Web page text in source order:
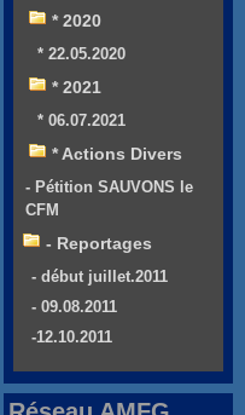
* 2020
* 22.05.2020
* 2021
* 06.07.2021
* Actions Divers
- Pétition SAUVONS le
CFM
- Reportages
- début juillet.2011
- 09.08.2011
-12.10.2011